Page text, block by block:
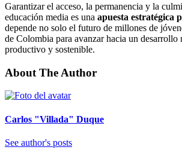
Garantizar el acceso, la permanencia y la
educación media es una apuesta estratégica
depende no solo el futuro de millones de
de Colombia para avanzar hacia un desarrollo
productivo y sostenible.
About The Author
Carlos "Villada" Duque
See author's posts